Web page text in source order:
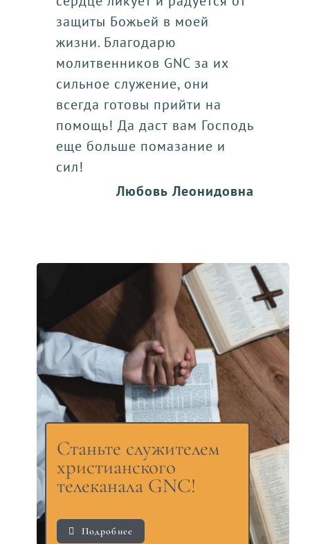
защиты Божьей в моей
жизни. Благодарю
молитвенников GNC за их
сильное служение, они
всегда готовы прийти на
помощь! Да даст вам Господь
еще больше помазание и
сил!
Любовь Леонидовна
Станьте служителем
христианского
телеканала GNC!
Подробнее